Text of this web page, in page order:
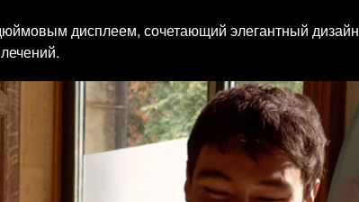
дисплеем, сочетающий элегантный